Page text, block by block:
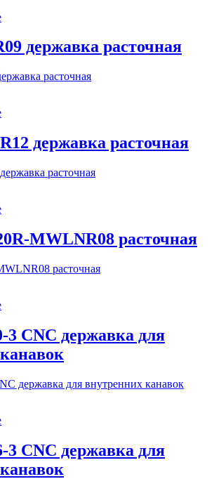
державка расточная
державка расточная
MWLNR08 расточная
3 CNC державка для
3 CNC державка для